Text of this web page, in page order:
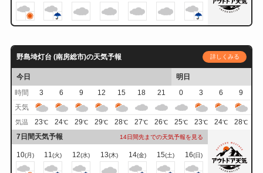
野島埼灯台 (南房総市)の天気予報 詳しくみる
今日
明日
時間
3 6 9 12 15 18 21 0 3 6
9
天気
気温 23℃ 24℃ 29℃ 29℃ 28℃ 27℃ 26℃ 25℃ 23℃ 24℃ 28℃
7日間天気予報 14日間先までの天気予報を見る
10(月) 11(火) 12(水) 13(木) 14(金) 15(土) 16(日)